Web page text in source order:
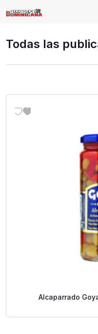
Todas las
Alcaparrado